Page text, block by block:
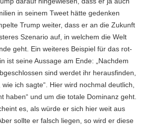
in seinem Tweet hätte gedenken
Trump weiter, dass er an die Zukunft
Szenario auf, in welchem die Welt
geht. Ein weiteres Beispiel für das rot-
ist seine Aussage am Ende: „Nachdem
sind werdet ihr herausfinden,
ich sagte“. Hier wird nochmal deutlich,
haben“ und um die totale Dominanz geht.
es, als würde er sich hier weit aus
sollte er falsch liegen, so wird er diese